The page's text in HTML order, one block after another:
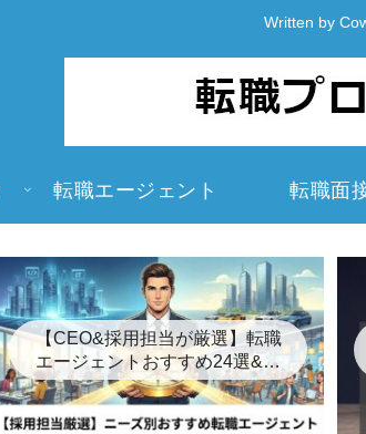
Written by
転職エージェント 転職面
【CEO&採用担当が厳選】転職
エージェントおすすめ24選&裏
事情【2026年最新】